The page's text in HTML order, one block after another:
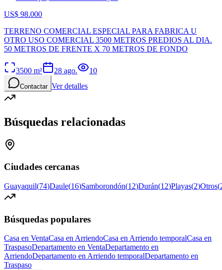
US$ 98.000
TERRENO COMERCIAL ESPECIAL PARA FABRICA U
OTRO USO COMERCIAL 3500 METROS PREDIOS AL DIA.
50 METROS DE FRENTE X 70 METROS DE FONDO
3500 m² 28 ago. 10
Contactar Ver detalles
Búsquedas relacionadas
Ciudades cercanas
Guayaquil(74)Daule(16)Samborondón(12)Durán(12)Playas(2)Otros(
Búsquedas populares
Casa en VentaCasa en ArriendoCasa en Arriendo temporalCasa en
TraspasoDepartamento en VentaDepartamento en
ArriendoDepartamento en Arriendo temporalDepartamento en
Traspaso